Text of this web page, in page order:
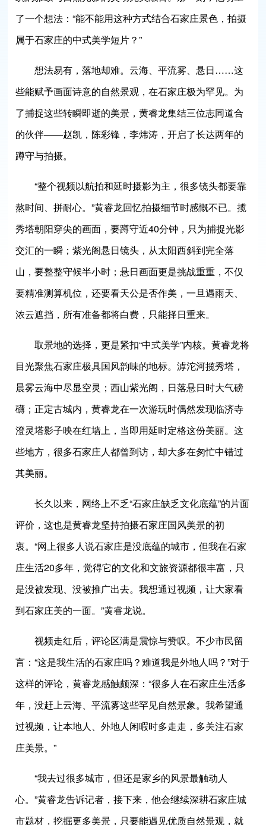
了一个想法：“能不能用这种方式结合石家庄景色，拍摄
属于石家庄的中式美学短片？”
想法易有，落地却难。云海、平流雾、悬日……这
些能赋予画面诗意的自然景观，在石家庄极为罕见。为
了捕捉这些转瞬即逝的美景，黄睿龙集结三位志同道合
的伙伴——赵凯，陈彩锋，李炜涛，开启了长达两年的
蹲守与拍摄。
“整个视频以航拍和延时摄影为主，很多镜头都要靠
熬时间、拼耐心。”黄睿龙回忆拍摄细节时感慨不已。揽
秀塔朝阳穿尖的画面，要蹲守近40分钟，只为捕捉光影
交汇的一瞬；紫光阁悬日镜头，从太阳西斜到完全落
山，要整整守候半小时；悬日画面更是挑战重重，不仅
要精准测算机位，还要看天公是否作美，一旦遇雨天、
浓云遮挡，所有准备都将白费，只能择日重来。
取景地的选择，更是紧扣“中式美学”内核。黄睿龙将
目光聚焦石家庄极具国风韵味的地标。滹沱河揽秀塔，
晨雾云海中尽显空灵；西山紫光阁，日落悬日时大气磅
礴；正定古城内，黄睿龙在一次游玩时偶然发现临济寺
澄灵塔影子映在红墙上，当即用延时定格这份美丽。这
些地方，很多石家庄人都曾到访，却大多在匆忙中错过
其美丽。
长久以来，网络上不乏“石家庄缺乏文化底蕴”的片面
评价，这也是黄睿龙坚持拍摄石家庄国风美景的初
衷。“网上很多人说石家庄是没底蕴的城市，但我在石家
庄生活20多年，觉得它的文化和文旅资源都很丰富，只
是没被发现、没被推广出去。我想通过视频，让大家看
到石家庄美的一面。”黄睿龙说。
视频走红后，评论区满是震惊与赞叹。不少市民留
言：“这是我生活的石家庄吗？难道我是外地人吗？”对于
这样的评论，黄睿龙感触颇深：“很多人在石家庄生活多
年，没赶上云海、平流雾这些罕见自然景象。我希望通
过视频，让本地人、外地人闲暇时多走走，多关注石家
庄美景。”
“我去过很多城市，但还是家乡的风景最触动人
心。”黄睿龙告诉记者，接下来，他会继续深耕石家庄城
市题材，挖掘更多美景，只要能遇见优质自然景观，就